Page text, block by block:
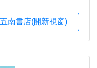
五南書店(開新視窗)